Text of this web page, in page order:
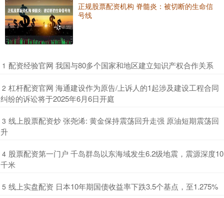
正规股票配资机构 脊髓炎：被切断的生命信
号线
1 ​配资经验官网 我国与80多个国家和地区建立知识产权合作关系
2 ​杠杆配资官网 海通建设作为原告/上诉人的1起涉及建设工程合同
纠纷的诉讼将于2025年6月6日开庭
3 ​线上股票配资炒 张尧浠: 黄金保持震荡回升走强 原油短期震荡回
升
4 ​股票配资第一门户 千岛群岛以东海域发生6.2级地震，震源深度10
千米
5 ​线上实盘配资 日本10年期国债收益率下跌3.5个基点，至1.275%